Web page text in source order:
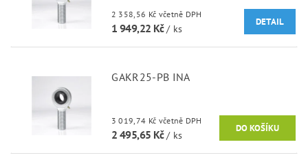
2 358,56 Kč včetně DPH
1 949,22 Kč/ ks
DETAIL
GAKR25-PB INA
3 019,74 Kč včetně DPH
2 495,65 Kč/ ks